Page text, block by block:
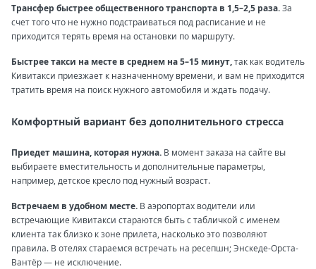
Трансфер быстрее общественного транспорта в 1,5–2,5 раза.За
счет того что не нужно подстраиваться под расписание и не
приходится терять время на остановки по маршруту.
Быстрее такси на месте в среднем на 5–15 минут,так как водитель
Кивитакси приезжает к назначенному времени, и вам не приходится
тратить время на поиск нужного автомобиля и ждать подачу.
Комфортный вариант без дополнительного стресса
Приедет машина, которая нужна. В момент заказа на сайте вы
выбираете вместительность и дополнительные параметры,
например, детское кресло под нужный возраст.
Встречаем в удобном месте. В аэропортах водители или
встречающие Кивитакси стараются быть с табличкой с именем
клиента так близко к зоне прилета, насколько это позволяют
правила. В отелях стараемся встречать на ресепшн; Энскеде-Орста-
Вантёр — не исключение.